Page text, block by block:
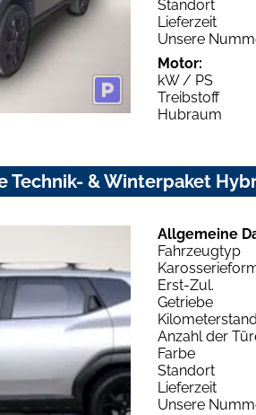
Standort
Lieferzeit
Unsere
Motor:
kW / PS
Treibstoff
Hubraum
Technik- & Winterpaket
Allgemeine
Fahrzeugtyp
Erst-Zul.
Getriebe
Kilometerstand
Anzahl der
Farbe
Standort
Lieferzeit
Unsere